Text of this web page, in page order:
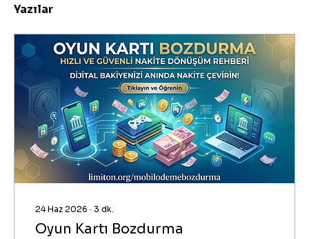
Yazılar
24 Haz 2026 ∙ 3 dk.
Oyun Kartı Bozdurma